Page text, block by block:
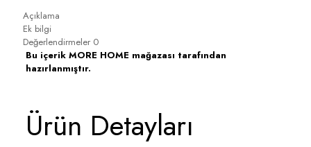
İkinci
Kalite
Gül
Kurusu
Outlet
Açıklama
Ek bilgi
Değerlendirmeler 0
Bu içerik MORE HOME mağazası tarafından
hazırlanmıştır.
Ürün Detayları